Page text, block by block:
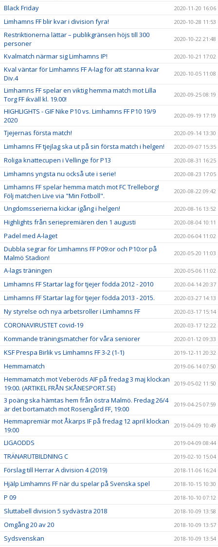
Black Friday 2020-11-20 16:06
Limhamns FF blir kvar i division fyra! 2020-10-28 11:53
Restriktionerna lättar – publikgränsen höjs till 300
personer
2020-10-22 21:48
Kvalmatch närmar sig Limhamns IP! 2020-10-21 17:02
Kval väntar för Limhamns FF A-lag för att stanna kvar
Div.4
2020-10-05 11:08
Limhamns FF spelar en viktig hemma match mot Lilla
Torg FF ikväll kl. 19.00!
2020-09-25 08:19
HIGHLIGHTS - GIF Nike P10 vs. Limhamns FF P10 19/9
2020
2020-09-19 17:19
Tjejernas första match! 2020-09-14 13:30
Limhamns FF tjejlag ska ut på sin första match i helgen! 2020-09-07 15:35
Roliga knattecupen i Vellinge för P13 2020-08-31 16:25
Limhamns yngsta nu också ute i serie! 2020-08-23 17:05
Limhamns FF spelar hemma match mot FC Trelleborg!
Följ matchen Live via "Min Fotboll".
2020-08-22 09:42
Ungdomsserierna kickar igång i helgen! 2020-08-16 13:52
Highlights från seriepremiären den 1 augusti 2020-08-04 10:11
Padel med A-laget 2020-06-04 11:02
Dubbla segrar för Limhamns FF P09:or och P10:or på
Malmö Stadion!
2020-05-20 11:03
A-lags träningen 2020-05-06 11:02
Limhamns FF Startar lag för tjejer födda 2012 - 2010 2020-04-14 20:37
Limhamns FF Startar lag för tjejer födda 2013 - 2015. 2020-03-27 14:13
Ny styrelse och nya arbetsroller i Limhamns FF 2020-03-17 15:14
CORONAVIRUSTET covid-19 2020-03-17 12:22
Kommande träningsmatcher för våra seniorer 2020-01-12 09:33
KSF Prespa Birlik vs Limhamns FF 3-2 (1-1) 2019-12-11 20:32
Hemmamatch 2019-06-14 07:50
Hemmamatch mot Veberöds AIF på fredag 3 maj klockan
19:00. (ARTIKEL FRÅN SKÅNESPORT.SE)
2019-05-02 11:50
3 poäng ska hämtas hem från östra Malmö. Fredag 26/4
är det bortamatch mot Rosengård FF, 19:00
2019-04-25 07:59
Hemmapremiär mot Åkarps IF på fredag 12 april klockan
19:00
2019-04-09 10:49
LIGAODDS 2019-04-09 08:44
TRÄNARUTBILDNING C 2019-02-10 15:04
Förslag till Herrar A division 4 (2019) 2018-11-06 16:24
Hjälp Limhamns FF när du spelar på Svenska spel 2018-10-15 10:30
P 09 2018-10-10 07:12
Sluttabell division 5 sydvästra 2018 2018-10-09 13:58
Omgång 20 av 20 2018-10-09 13:57
Sydsvenskan 2018-10-09 13:54